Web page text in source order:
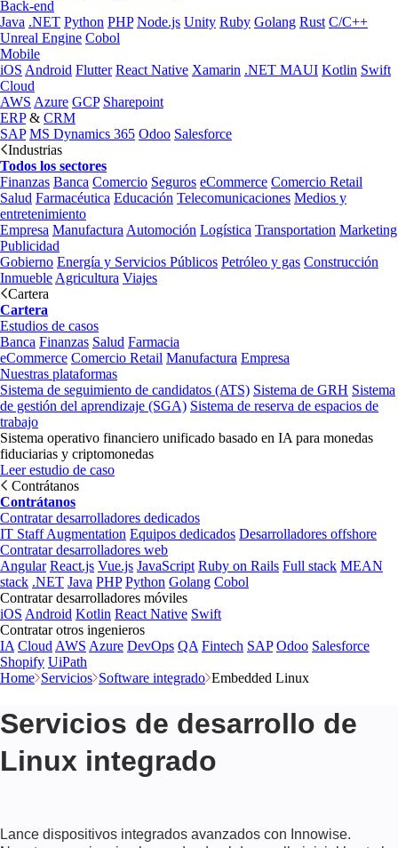
Back-end
Java .NET Python PHP Node.js Unity Ruby Golang Rust C/C++
Unreal Engine Cobol
Mobile
iOS Android Flutter React Native Xamarin .NET MAUI Kotlin Swift
Cloud
AWS Azure GCP Sharepoint
ERP& CRM
SAP MS Dynamics 365 Odoo Salesforce
Industrias
Todos los sectores
Finanzas Banca Comercio Seguros eCommerce Comercio Retail
Salud Farmacéutica Educación Telecomunicaciones Medios y
entretenimiento
Empresa Manufactura Automoción Logística Transportation Marketing
Publicidad
Gobierno Energía y Servicios Públicos Petróleo y gas Construcción
Inmueble Agricultura Viajes
Cartera
Cartera
Estudios de casos
Banca Finanzas Salud Farmacia
eCommerce Comercio Retail Manufactura Empresa
Nuestras plataformas
Sistema de seguimiento de candidatos (ATS) Sistema de GRH Sistema
de gestión del aprendizaje (SGA) Sistema de reserva de espacios de
trabajo
Sistema operativo financiero unificado basado en IA para monedas
fiduciarias y criptomonedas
Leer estudio de caso
Contrátanos
Contrátanos
Contratar desarrolladores dedicados
IT Staff Augmentation Equipos dedicados Desarrolladores offshore
Contratar desarrolladores web
Angular React.js Vue.js JavaScript Ruby on Rails Full stack MEAN
stack .NET Java PHP Python Golang Cobol
Contratar desarrolladores móviles
iOS Android Kotlin React Native Swift
Contratar otros ingenieros
IA Cloud AWS Azure DevOps QA Fintech SAP Odoo Salesforce
Shopify UiPath
Home Servicios Software integrado Embedded Linux
Servicios de desarrollo de
Linux integrado
Lance dispositivos integrados avanzados con Innowise.